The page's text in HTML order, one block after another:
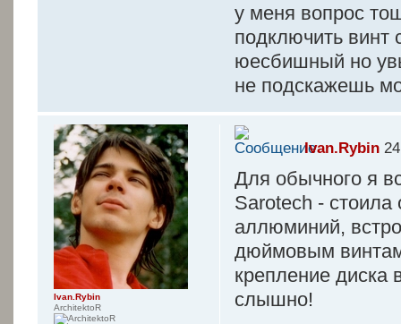
у меня вопрос
подключить винт
юесбишный но
не подскажешь
Ivan.Rybin
Для обычного я
Sarotech - стоила
аллюминий,
дюймовым
крепление диска
слышно!
Ivan.Rybin
ArchitektoR